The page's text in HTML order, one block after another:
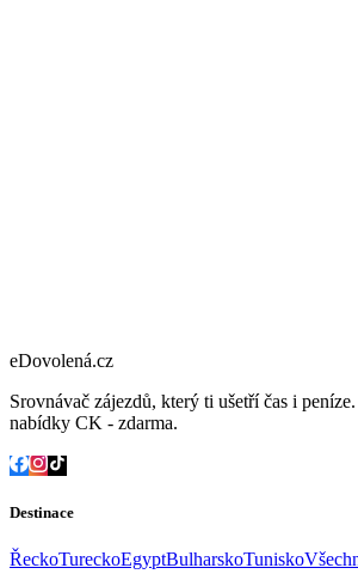
eDovolená.cz
Srovnávač zájezdů, který ti ušetří čas i
nabídky CK - zdarma.
Destinace
ŘeckoTureckoEgyptBulharskoTunisko